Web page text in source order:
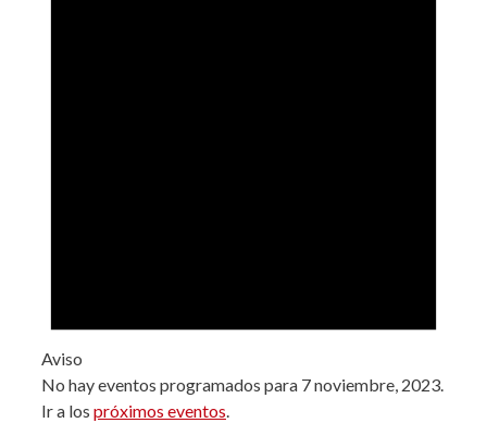
Aviso
No hay eventos programados para 7 noviembre, 2023.
Ir a los próximos eventos.